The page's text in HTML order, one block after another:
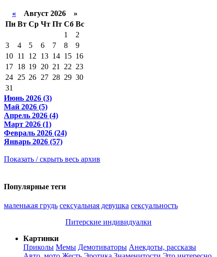
« Август 2026 »
Пн Вт Ср Чт Пт Сб Вс
1
2
3
4 5 6 7 8
9
10 11 12 13 14 15 16
17 18 19 20 21 22 23
24 25 26 27 28 29 30
31
Июнь 2026 (3)
Май 2026 (5)
Апрель 2026 (4)
Март 2026 (1)
Февраль 2026 (24)
Январь 2026 (57)
Показать / скрыть весь архив
Популярные теги
маленькая грудь сексуальная девушка сексуальность
Питерские индивидуалки
Картинки
Приколы Мемы Демотиваторы Анекдоты, рассказы